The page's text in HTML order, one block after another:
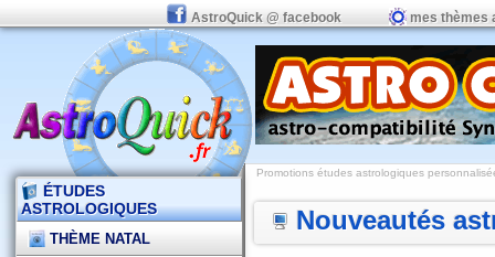
AstroQuick @ facebook mes thèmes
ÉTUDES
ASTROLOGIQUES
THÈME NATAL
Promotions études astrologiques
Nouveautés